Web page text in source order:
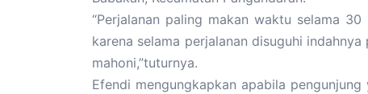
“Perjalanan paling makan waktu selama
karena selama perjalanan disuguhi
mahoni,”tuturnya.
Efendi mengungkapkan apabila